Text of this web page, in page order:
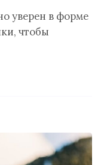
уверен в форме
чтобы